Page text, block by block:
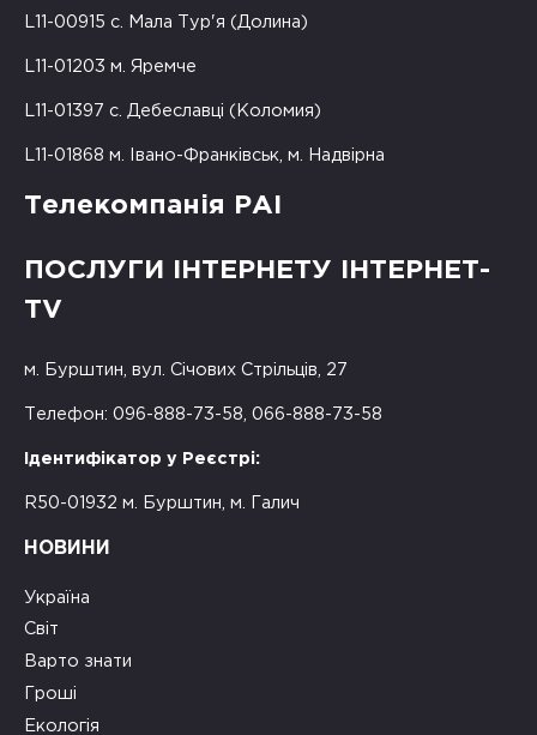
L11-00915 с. Мала Тур'я (Долина)
L11-01203 м. Яремче
L11-01397 с. Дебеславці (Коломия)
L11-01868 м. Івано-Франківськ, м. Надвірна
Телекомпанія РАІ
ПОСЛУГИ ІНТЕРНЕТУ ІНТЕРНЕТ-
TV
м. Бурштин, вул. Січових Стрільців, 27
Телефон: 096-888-73-58, 066-888-73-58
Ідентифікатор у Реєстрі:
R50-01932 м. Бурштин, м. Галич
НОВИНИ
Україна
Світ
Варто знати
Гроші
Екологія